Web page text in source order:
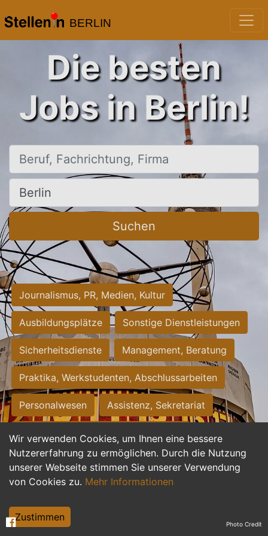
BERLIN
Wir verwenden Cookies, um Ihnen eine bessere
Nutzererfahrung zu ermöglichen. Durch die Nutzung
unserer Webseite stimmen Sie unserer Verwendung
von Cookies zu. Mehr Informationen
Zustimmen
Die besten
Jobs in Berlin!
Beruf, Fachrichtung, Firma
Ort, Stadt
Suchen
Journalismus, PR, Medien, Kultur
Ausbildungsplätze Sonstige Dienstleistungen
Sicherheitsdienste Management, Beratung
Praktika, Werkstudenten, Abschlussarbeiten
Personalwesen Assistenz, Sekretariat
Hilfskräfte, Aushilfs- und Nebenjobs
Einkauf, Logistik, Materialwirtschaft
Weiterbildung, Studium, duale Ausbildung
Tourismus
Photo Credit